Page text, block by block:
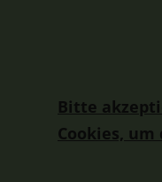
Bitte
Cookies, um